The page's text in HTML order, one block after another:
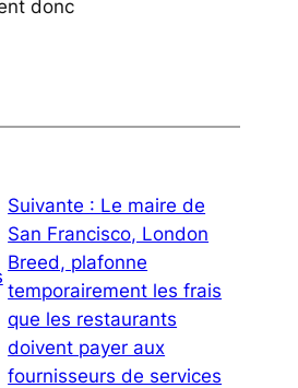
donc
Suivante : Le maire de
San Francisco, London
Breed, plafonne
temporairement les frais
que les restaurants
doivent payer aux
fournisseurs de services